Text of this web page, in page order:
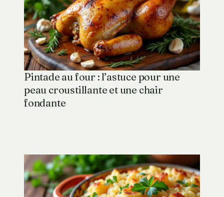
Pintade au four : l’astuce pour une
peau croustillante et une chair
fondante